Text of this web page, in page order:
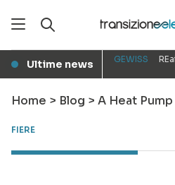
● Ultime news GEWISS
Home > Blog > A Heat
FIERE